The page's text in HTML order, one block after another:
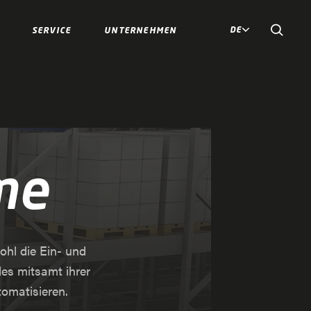
SERVICE UNTERNEHMEN DE
die Ein- und
mitsamt ihrer